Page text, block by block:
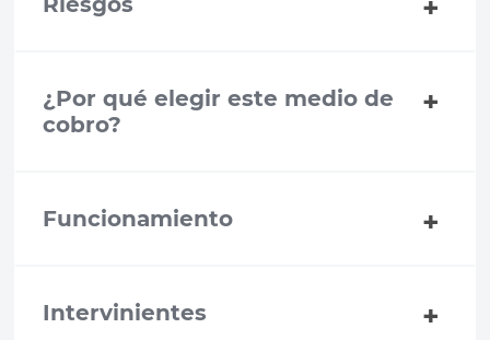
¿Por qué elegir este medio de
cobro?
Funcionamiento
Intervinientes